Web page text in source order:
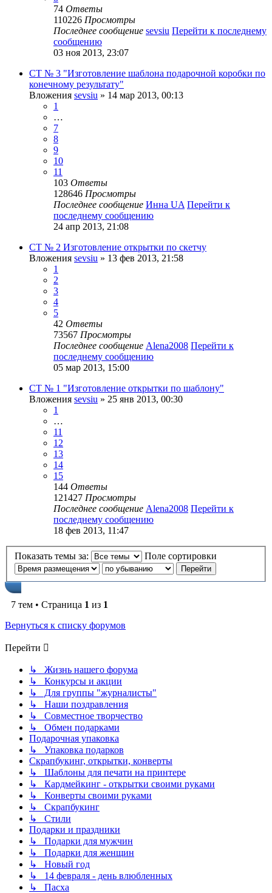
74 Ответы
110226 Просмотры
Последнее сообщение sevsiu Перейти к последнему
сообщению
03 ноя 2013, 23:07
СТ № 3 "Изготовление шаблона подарочной коробки по
конечному результату"
Вложения sevsiu » 14 мар 2013, 00:13
1
…
7
8
9
10
11
103 Ответы
128646 Просмотры
Последнее сообщение Инна UA Перейти к
последнему сообщению
24 апр 2013, 21:08
СТ № 2 Изготовление открытки по скетчу
Вложения sevsiu » 13 фев 2013, 21:58
1
2
3
4
5
42 Ответы
73567 Просмотры
Последнее сообщение Alena2008 Перейти к
последнему сообщению
05 мар 2013, 15:00
СТ № 1 "Изготовление открытки по шаблону"
Вложения sevsiu » 25 янв 2013, 00:30
1
…
11
12
13
14
15
144 Ответы
121427 Просмотры
Последнее сообщение Alena2008 Перейти к
последнему сообщению
18 фев 2013, 11:47
Показать темы за: Поле сортировки
7 тем • Страница 1 из 1
Вернуться к списку форумов
Перейти
↳ Жизнь нашего форума
↳ Конкурсы и акции
↳ Для группы "журналисты"
↳ Наши поздравления
↳ Совместное творчество
↳ Обмен подарками
Подарочная упаковка
↳ Упаковка подарков
Скрапбукинг, открытки, конверты
↳ Шаблоны для печати на принтере
↳ Кардмейкинг - открытки своими руками
↳ Конверты своими руками
↳ Скрапбукинг
↳ Стили
Подарки и праздники
↳ Подарки для мужчин
↳ Подарки для женщин
↳ Новый год
↳ 14 февраля - день влюбленных
↳ Пасха